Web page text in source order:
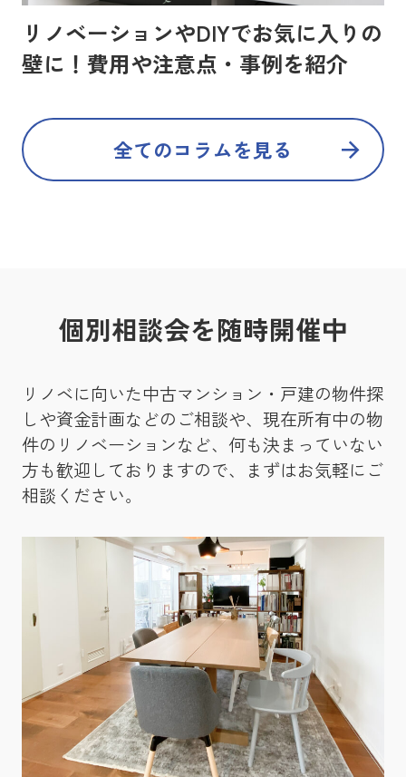
リノベーションやDIYでお気に入りの
壁に！費用や注意点・事例を紹介
全てのコラムを見る
個別相談会を随時開催中
リノベに向いた中古マンション・戸建の物件探
しや資金計画などのご相談や、現在所有中の物
件のリノベーションなど、何も決まっていない
方も歓迎しておりますので、まずはお気軽にご
相談ください。